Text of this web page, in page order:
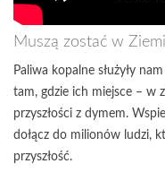
Muszą zostać w Ziemi
Paliwa kopalne służyły
tam, gdzie ich miejsce – w
przyszłości z dymem.
dołącz do milionów ludzi,
przyszłość.